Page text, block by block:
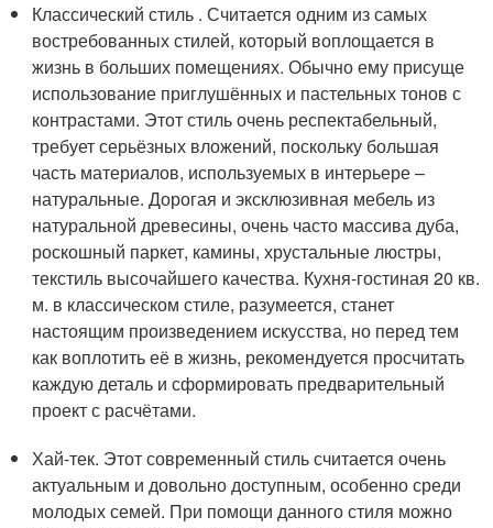
Классический стиль . Считается одним из самых
востребованных стилей, который воплощается в
жизнь в больших помещениях. Обычно ему присуще
использование приглушённых и пастельных тонов с
контрастами. Этот стиль очень респектабельный,
требует серьёзных вложений, поскольку большая
часть материалов, используемых в интерьере –
натуральные. Дорогая и эксклюзивная мебель из
натуральной древесины, очень часто массива дуба,
роскошный паркет, камины, хрустальные люстры,
текстиль высочайшего качества. Кухня-гостиная 20 кв.
м. в классическом стиле, разумеется, станет
настоящим произведением искусства, но перед тем
как воплотить её в жизнь, рекомендуется просчитать
каждую деталь и сформировать предварительный
проект с расчётами.
Хай-тек. Этот современный стиль считается очень
актуальным и довольно доступным, особенно среди
молодых семей. При помощи данного стиля можно